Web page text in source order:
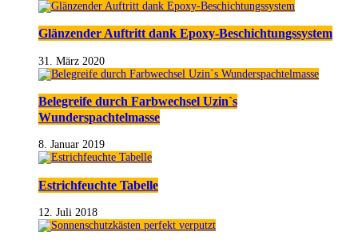
Glänzender Auftritt dank Epoxy-Beschichtungssystem
31. März 2020
Belegreife durch Farbwechsel Uzin`s
Wunderspachtelmasse
8. Januar 2019
Estrichfeuchte Tabelle
12. Juli 2018